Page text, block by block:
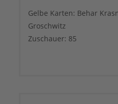
Gelbe Karten: Behar
Zuschauer: 85